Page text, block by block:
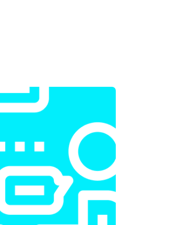
Заказать
Заказать
Заказать